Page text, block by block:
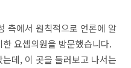
측에서 원칙적으로 언론에 알
요셉의원을 방문했습니다.
데, 이 곳을 둘러보고 나서는